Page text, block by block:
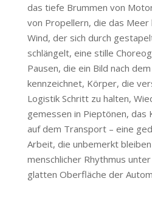
das tiefe Brummen von
von Propellern, die das
Wind, der sich durch
schlängelt, eine stille
Pausen, die ein Bild nach
kennzeichnet, Körper, die
Logistik Schritt zu halten,
gemessen in Pieptönen, das
auf dem Transport – eine
Arbeit, die unbemerkt
menschlicher Rhythmus
glatten Oberfläche der